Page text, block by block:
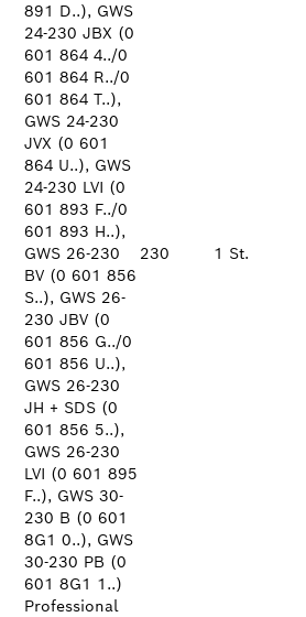
891 D..), GWS
24-230 JBX (0
601 864 4../0
601 864 R../0
601 864 T..),
GWS 24-230
JVX (0 601
864 U..), GWS
24-230 LVI (0
601 893 F../0
601 893 H..),
GWS 26-230
BV (0 601 856
S..), GWS 26-
230 JBV (0
601 856 G../0
601 856 U..),
GWS 26-230
JH + SDS (0
601 856 5..),
GWS 26-230
LVI (0 601 895
F..), GWS 30-
230 B (0 601
8G1 0..), GWS
30-230 PB (0
601 8G1 1..)
Professional
230 1 St.